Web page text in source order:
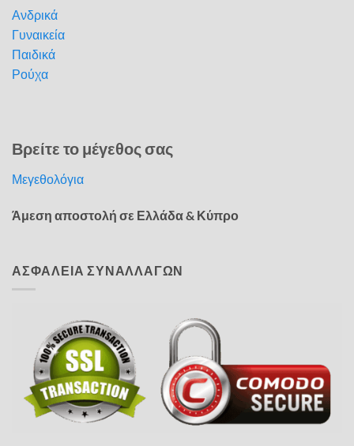
Ανδρικά
Γυναικεία
Παιδικά
Ρούχα
Βρείτε το μέγεθος σας
Μεγεθολόγια
Άμεση αποστολή σε Ελλάδα & Κύπρο
ΑΣΦΑΛΕΙΑ ΣΥΝΑΛΛΑΓΩΝ